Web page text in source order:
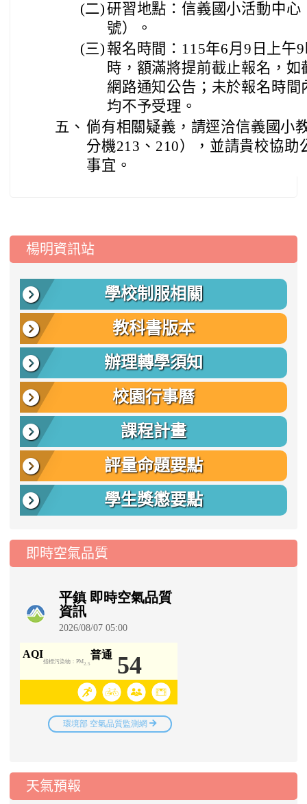
(二)研習地點：信義國小活動中
號）。
(三) 報名時間：115年6月9日上午
時，額滿將提前截止報名，
網路通知公告；未於報名時
均不予受理。
五、 倘有相關疑義，請逕洽信義國小
分機213、210），並請貴校協助
事宜。
::: 楊明資訊站
學校制服相關
教科書版本
辦理轉學須知
校園行事曆
課程計畫
評量命題要點
學生獎懲要點
即時空氣品質
天氣預報